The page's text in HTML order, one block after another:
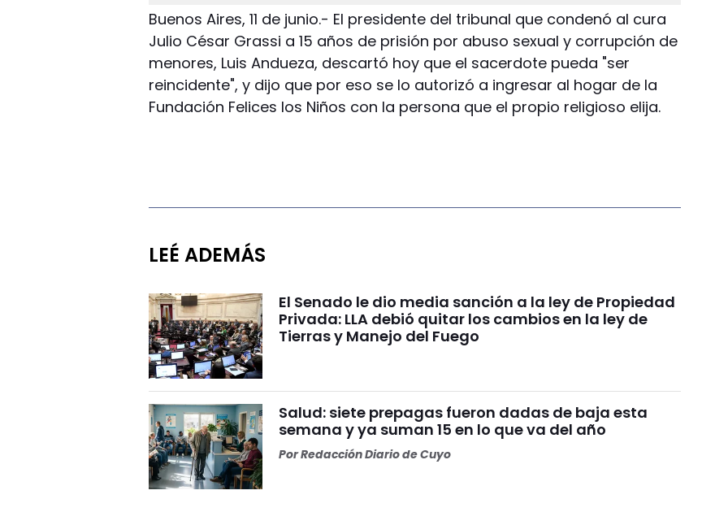
Buenos Aires, 11 de junio.- El presidente del tribunal que condenó al cura
Julio César Grassi a 15 años de prisión por abuso sexual y corrupción de
menores, Luis Andueza, descartó hoy que el sacerdote pueda "ser
reincidente", y dijo que por eso se lo autorizó a ingresar al hogar de la
Fundación Felices los Niños con la persona que el propio religioso elija.
LEÉ ADEMÁS
El Senado le dio media sanción a la ley de Propiedad
Privada: LLA debió quitar los cambios en la ley de
Tierras y Manejo del Fuego
Salud: siete prepagas fueron dadas de baja esta
semana y ya suman 15 en lo que va del año
PorRedacción Diario de Cuyo